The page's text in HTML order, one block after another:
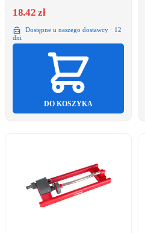
18.42 zł
Dostępne u naszego dostawcy · 12
dni
DO KOSZYKA